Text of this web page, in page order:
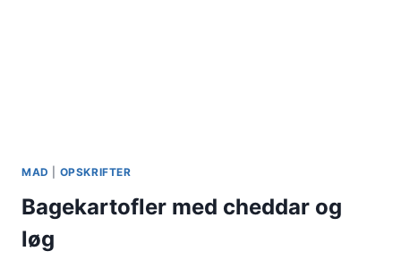
MAD OPSKRIFTER
Bagekartofler med cheddar og
løg